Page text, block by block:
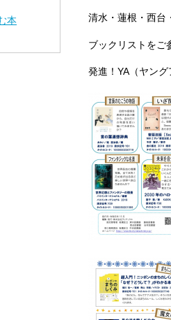
本
清水・蓮根・西台
ブックリストをご
発進！YA（ヤン